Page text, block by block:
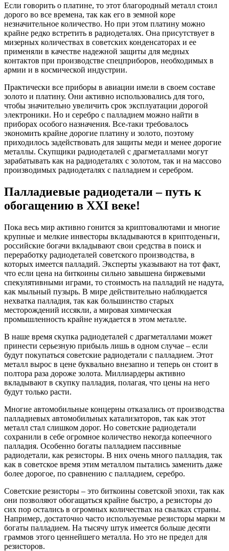
Если говорить о платине, то этот благородный металл стоил
дорого во все времена, так как его в земной коре
незначительное количество. Но при этом платину можно
крайне редко встретить в радиодеталях. Она присутствует в
мизерных количествах в советских конденсаторах и ее
применяли в качестве надежной защиты для медных
контактов при производстве спецприборов, необходимых в
армии и в космической индустрии.
Практически все приборы в авиации имели в своем составе
золото и платину. Они активно использовались для того,
чтобы значительно увеличить срок эксплуатации дорогой
электроники. Но и серебро с палладием можно найти в
приборах особого назначения. Все-таки требовалось
экономить крайне дорогие платину и золото, поэтому
приходилось задействовать для защиты меди и менее дорогие
металлы. Скупщики радиодеталей с драгметаллами могут
зарабатывать как на радиодеталях с золотом, так и на массово
производимых радиодеталях с палладием и серебром.
Палладиевые радиодетали – путь к
обогащению в XXI веке!
Пока весь мир активно гонится за криптовалютами и многие
крупные и мелкие инвесторы вкладываются в криптоденьги,
российские богачи вкладывают свои средства в поиск и
переработку радиодеталей советского производства, в
которых имеется палладий. Эксперты указывают на тот факт,
что если цена на биткоины сильно завышена биржевыми
спекулятивными играми, то стоимость на палладий не надута,
как мыльный пузырь. В мире действительно наблюдается
нехватка палладия, так как большинство старых
месторождений иссякли, а мировая химическая
промышленность крайне нуждается в этом металле.
В наше время скупка радиодеталей с драгметаллами может
принести серьезную прибыль лишь в одном случае – если
будут покупаться советские радиодетали с палладием. Этот
металл вырос в цене буквально внезапно и теперь он стоит в
полтора раза дороже золота. Миллиардеры активно
вкладывают в скупку палладия, полагая, что цены на него
будут только расти.
Многие автомобильные концерны отказались от производства
палладиевых автомобильных катализаторов, так как этот
металл стал слишком дорог. Но советские радиодетали
сохранили в себе огромное количество некогда копеечного
палладия. Особенно богаты палладием пассивные
радиодетали, как резисторы. В них очень много палладия, так
как в советское время этим металлом пытались заменить даже
более дорогое, по сравнению с палладием, серебро.
Советские резисторы – это биткоины советской эпохи, так как
они позволяют обогащаться крайне быстро, а резисторы до
сих пор остались в огромных количествах на свалках страны.
Например, достаточно часто используемые резисторы марки м
богаты палладием. На тысячу штук имеется больше десяти
граммов этого ценнейшего металла. Но это не предел для
резисторов.